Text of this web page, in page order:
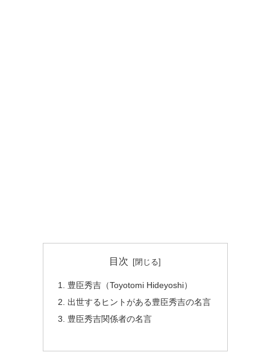
目次
豊臣秀吉（Toyotomi Hideyoshi）
出世するヒントがある豊臣秀吉の名言
豊臣秀吉関係者の名言